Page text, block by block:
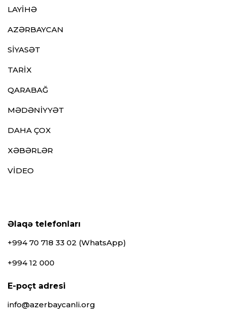
LAYİHƏ
AZƏRBAYCAN
SİYASƏT
TARİX
QARABAĞ
MƏDƏNİYYƏT
DAHA ÇOX
XƏBƏRLƏR
VİDEO
Əlaqə telefonları
+994 70 718 33 02 (WhatsApp)
+994 12 000
E-poçt adresi
info@azerbaycanli.org